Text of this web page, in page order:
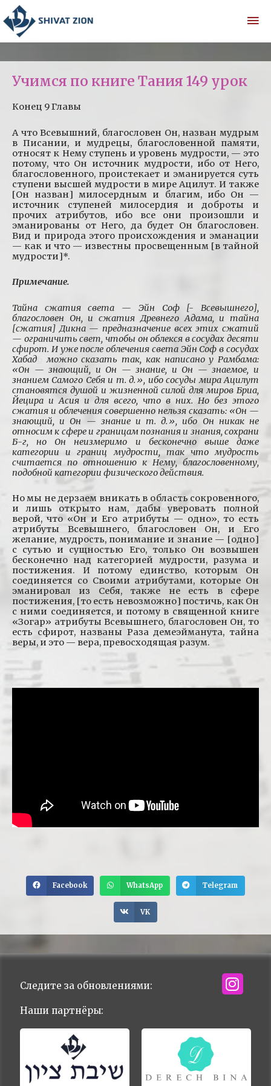
Учимся по книге Тания 149 урок
Конец 9 Главы
А что Всевышний, благословен Он, назван мудрым
в Писании, и мудрецы, благословенной памяти,
относят к Нему ступень и уровень мудрости, — это
потому, что Он источник мудрости, ибо от Него,
благословенного, проистекает и эманируется суть
ступени высшей мудрости в мире Ацилут. И также
[Он назван] милосердным и благим, ибо Он —
источник ступеней милосердия и доброты и
прочих атрибутов, ибо все они произошли и
эманированы от Него, да будет Он благословен.
Вид и природа этого происхождения и эманации
— как и что — известны просвещенным [в тайной
мудрости]*.
Примечание.
Тайна сжатия света — Эйн Соф [- Всевышнего],
благословен Он, и сжатия Древнего Адама, и тайна
[сжатия] Дикна — предназначение всех этих сжатий
— ограничить свет, чтобы он облекся в сосудах десяти
сфирот. И уже после облечения света Эйн Соф в сосудах
Хабад
можно сказать так, как написано у Рамбама:
«Он — знающий, и Он — знание, и Он — знаемое, и
знанием Самого Себя и т. д.», ибо сосуды мира Ацилут
становятся душой и жизненной силой для миров Бриа,
Йецира и Асия и для всего, что в них. Но без этого
сжатия и облечения совершенно нельзя сказать: «Он —
знающий, и Он — знание и т. д.», ибо Он никак не
относим к сфере и границам познания и знания, сохрани
Б-г, но Он неизмеримо и бесконечно выше даже
категории и границ мудрости, так что мудрость
считается по отношению к Нему, благословенному,
подобной категории физического действия.
Но мы не дерзаем вникать в область сокровенного,
и лишь открыто нам, дабы уверовать полной
верой, что «Он и Его атрибуты — одно», то есть
атрибуты Всевышнего, благословен Он, и Его
желание, мудрость, понимание и знание — [одно]
с сутью и сущностью Его, только Он возвышен
бесконечно над категорией мудрости, разума и
постижения. И потому единство, которым Он
соединяется со Своими атрибутами, которые Он
эманировал из Себя, также не есть в сфере
постижения, [то есть невозможно] постичь, как Он
с ними соединяется, и потому в священной книге
«Зогар» атрибуты Всевышнего, благословен Он, то
есть сфирот, названы Раза демеэйманута, тайна
веры, и это — вера, превосходящая разум.
Facebook WhatsApp Telegram
VK
Следите за обновлениями:
Наши партнёры: